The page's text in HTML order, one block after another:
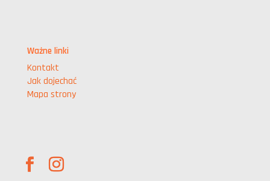
Ważne linki
Kontakt
Jak dojechać
Mapa strony